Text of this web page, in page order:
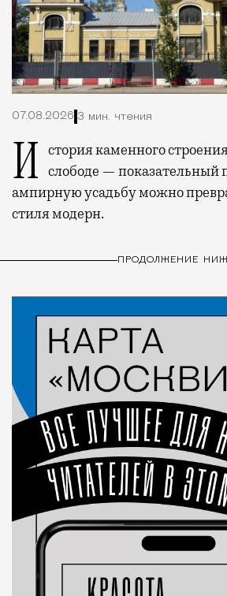
07.08.2026 3 мин. чтения
История каменного строения в Мещанской слободе — показательный
ампирную усадьбу можно
стиля модерн.
ПРОДОЛЖЕНИЕ